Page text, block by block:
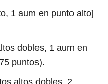
1 aum en punto alto]
dobles, 1 aum en
puntos).
altos dobles, 2